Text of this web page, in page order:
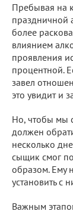
Пребывая на
праздничной
более
влиянием
проявления
процентной.
завел
это увидит и
Но, чтобы мы
должен
несколько
сыщик смог
образом. Ему
установить с
Важным